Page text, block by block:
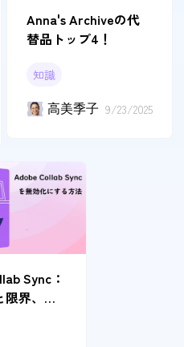
Anna's Archiveの代
替品トップ4！
知識
高美季子 9/23/2025
Sync：
限界、そ